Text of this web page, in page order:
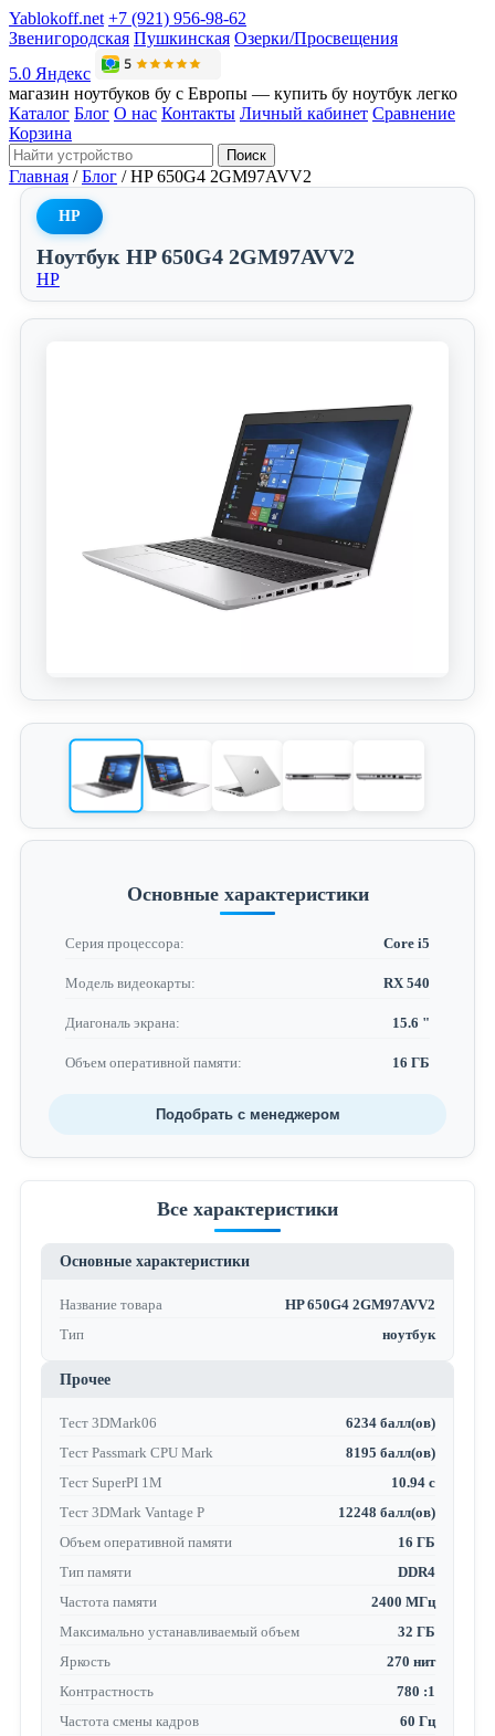
Yablokoff.net +7 (921) 956-98-62
Звенигородская Пушкинская Озерки/Просвещения
5.0 Яндекс
магазин ноутбуков бу с Европы — купить бу ноутбук легко
Каталог Блог О нас Контакты Личный кабинет Сравнение
Корзина
Поиск
Главная / Блог / HP 650G4 2GM97AVV2
HP
Ноутбук HP 650G4 2GM97AVV2
HP
Основные характеристики
Серия процессора: Core i5
Модель видеокарты: RX 540
Диагональ экрана: 15.6 "
Объем оперативной памяти: 16 ГБ
Подобрать с менеджером
Все характеристики
Основные характеристики
Название товара
HP 650G4 2GM97AVV2
Тип
ноутбук
Прочее
Тест 3DMark06
6234 балл(ов)
Тест Passmark CPU Mark
8195 балл(ов)
Тест SuperPI 1M
10.94 с
Тест 3DMark Vantage P
12248 балл(ов)
Объем оперативной памяти
16 ГБ
Тип памяти
DDR4
Частота памяти
2400 МГц
Максимально устанавливаемый объем
32 ГБ
Яркость
270 нит
Контрастность
780 :1
Частота смены кадров
60 Гц